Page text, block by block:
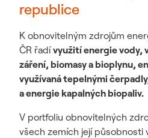
republice
K obnovitelným zdrojům
ČR řadívyužití energie vody,
záření, biomasy a bioplynu,
využívaná tepelnými
a energie kapalných biopaliv.
V portfoliu obnovitelných
všech zemích její působnosti